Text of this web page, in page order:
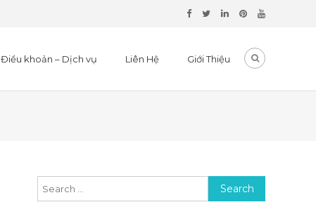
Điều khoản – Dịch vụ Liên Hệ Giới Thiệu
Search for: